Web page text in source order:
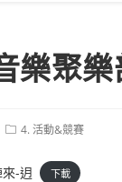
樂聚
Post4. 活動&競賽
-迌 下載